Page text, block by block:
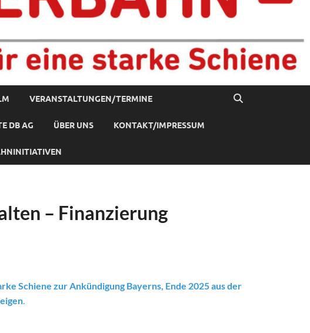
VERANSTALTUNGEN/TERMINE
DB AG ÜBER UNS KONTAKT/IMPRESSUM
– Finanzierung
Schiene zur Ankündigung Bayerns, Ende 2025 aus der